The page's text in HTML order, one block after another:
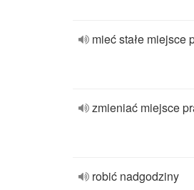
mieć stałe miejsce
zmieniać miejsce
robić nadgodziny